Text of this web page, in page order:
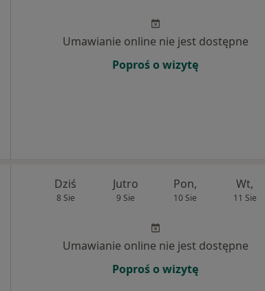
Umawianie online nie jest dostępne
Poproś o wizytę
Dziś
8 Sie
Jutro
9 Sie
Pon,
10 Sie
Wt,
11 Sie
Umawianie online nie jest dostępne
Poproś o wizytę